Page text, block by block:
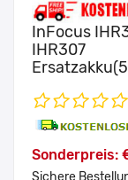
InFocus
IHR307
Sonderpreis:
Sichere